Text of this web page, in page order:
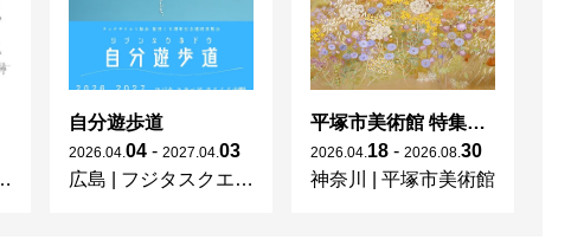
自分遊歩道
2026 04 04 - 2027 04 03
広島
フジタスクエアまるくる大野
平塚市美術館 特集展 花の表現、その多様性／特別展示 新収蔵品展
2026 04 18 - 2026 08 30
神奈川
平塚市美術館